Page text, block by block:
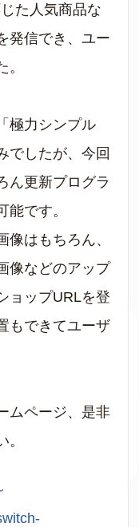
た人気商品な
発信でき、ユー
極力シンプル
でしたが、今回
ん更新プログラ
能です。
はもちろん、
像などのアップ
ョップURLを登
もできてユーザ
ムページ、是非